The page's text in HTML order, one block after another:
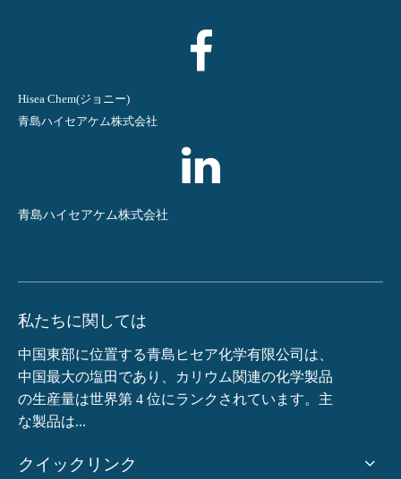
Hisea Chem(ジョニー)
青島ハイセアケム株式会社
青島ハイセアケム株式会社
私たちに関しては
中国東部に位置する青島ヒセア化学有限公司は、
中国最大の塩田であり、カリウム関連の化学製品
の生産量は世界第 4 位にランクされています。主
な製品は...
クイックリンク